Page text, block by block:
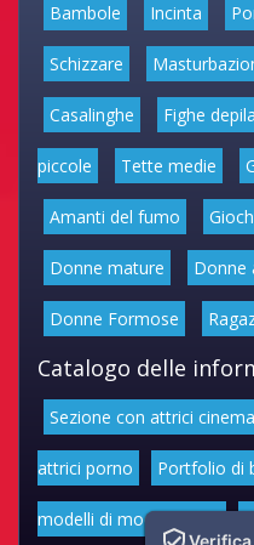
Bambole Incinta
Schizzare
Casalinghe Fighe
piccole Tette medie
Amanti del fumo
Donne mature Donne
Donne Formose
Catalogo delle
Sezione con attrici
attrici porno Portfolio di
modelli di moda volgari